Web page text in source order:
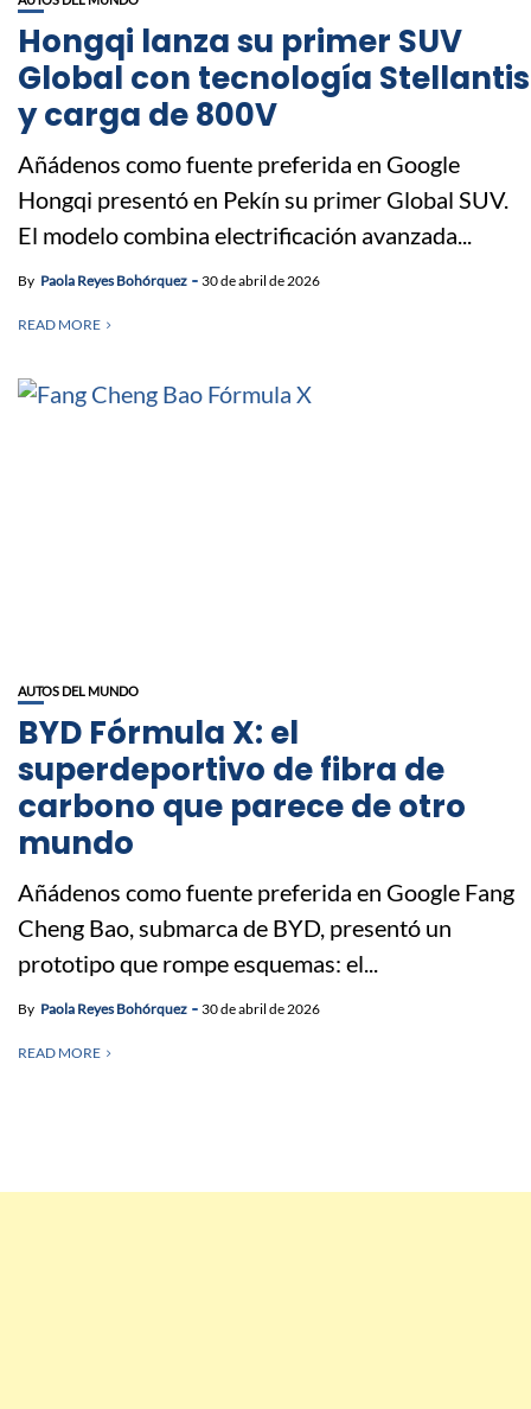
Hongqi lanza su primer SUV
Global con tecnología Stellantis
y carga de 800V
Añádenos como fuente preferida en Google
Hongqi presentó en Pekín su primer Global SUV.
El modelo combina electrificación avanzada...
By Paola Reyes Bohórquez 30 de abril de 2026
READ MORE
AUTOS DEL MUNDO
BYD Fórmula X: el
superdeportivo de fibra de
carbono que parece de otro
mundo
Añádenos como fuente preferida en Google Fang
Cheng Bao, submarca de BYD, presentó un
prototipo que rompe esquemas: el...
By Paola Reyes Bohórquez 30 de abril de 2026
READ MORE